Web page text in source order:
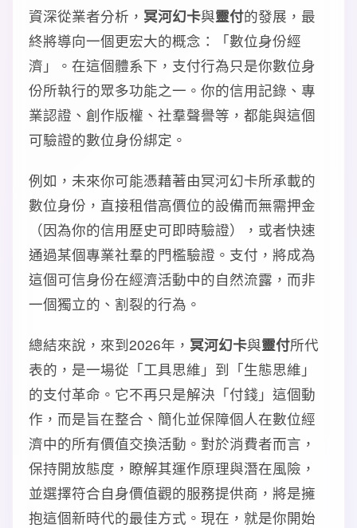
資深從業者分析， 冥河幻卡與靈付的發展，最
終將導向一個更宏大的概念：「數位身份經
濟」。在這個體系下，支付行為只是你數位身
份所執行的眾多功能之一。你的信用記錄、專
業認證、創作版權、社羣聲譽等，都能與這個
可驗證的數位身份綁定。
例如，未來你可能憑藉著由冥河幻卡所承載的
數位身份，直接租借高價位的設備而無需押金
（因為你的信用歷史可即時驗證），或者快速
通過某個專業社羣的門檻驗證。支付，將成為
這個可信身份在經濟活動中的自然流露，而非
一個獨立的、割裂的行為。
總結來說，來到2026年， 冥河幻卡與靈付所代
表的，是一場從「工具思維」到「生態思維」
的支付革命。它不再只是解決「付錢」這個動
作，而是旨在整合、簡化並保障個人在數位經
濟中的所有價值交換活動。對於消費者而言，
保持開放態度，瞭解其運作原理與潛在風險，
並選擇符合自身價值觀的服務提供商，將是擁
抱這個新時代的最佳方式。現在，就是你開始